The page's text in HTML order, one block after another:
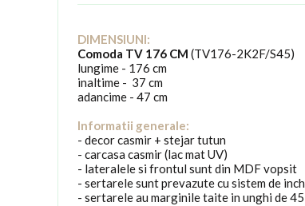
DIMENSIUNI:
Comoda TV 176 CM (TV176-2K2F/S45)
lungime - 176 cm
inaltime - 37 cm
adancime - 47 cm
Informatii generale:
- decor casmir + stejar tutun
- carcasa casmir (lac mat UV)
- lateralele si frontul sunt din MDF vopsit
- sertarele sunt prevazute cu sistem de
- sertarele au marginile taite in unghi de